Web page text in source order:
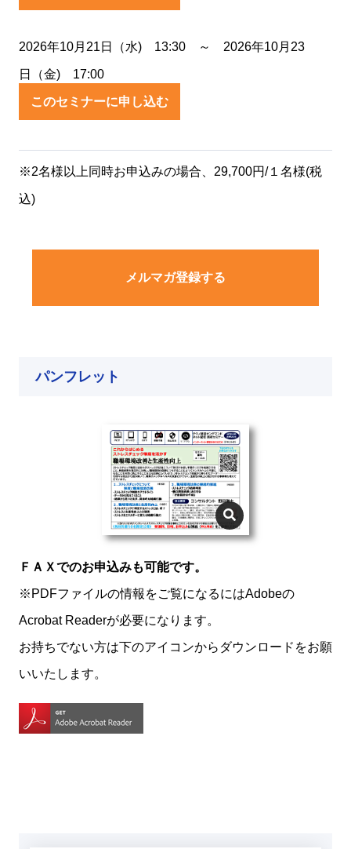
2026年10月21日（水) 13:30 ～ 2026年10月23
日（金) 17:00
このセミナーに申し込む
※2名様以上同時お申込みの場合、29,700円/１名様(税
込)
メルマガ登録する
パンフレット
ＦＡＸでのお申込みも可能です。
※PDFファイルの情報をご覧になるにはAdobeの
Acrobat Readerが必要になります。
お持ちでない方は下のアイコンからダウンロードをお願
いいたします。